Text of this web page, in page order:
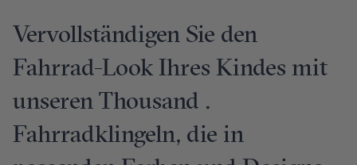
Vervollständigen Sie den
Fahrrad-Look Ihres Kindes mit
unseren Thousand .
Fahrradklingeln, die in